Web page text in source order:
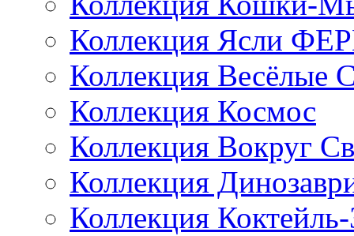
Коллекция Ясли
Коллекция Весёлые
Коллекция Космос
Коллекция Вокруг
Коллекция
Коллекция